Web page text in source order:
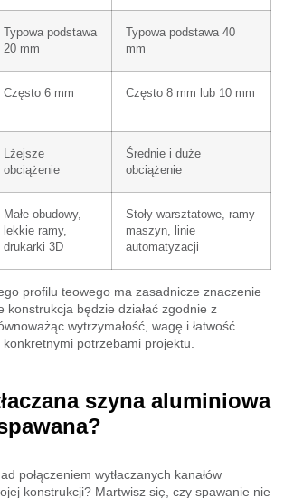
Typowa podstawa
20 mm
Typowa podstawa 40
mm
Często 6 mm Często 8 mm lub 10 mm
Lżejsze
obciążenie
Średnie i duże
obciążenie
Małe obudowy,
lekkie ramy,
drukarki 3D
Stoły warsztatowe, ramy
maszyn, linie
automatyzacji
profilu teowego ma zasadnicze znaczenie
konstrukcja będzie działać zgodnie z
wytrzymałość, wagę i łatwość
potrzebami projektu.
szyna aluminiowa
połączeniem wytłaczanych kanałów
konstrukcji? Martwisz się, czy spawanie nie